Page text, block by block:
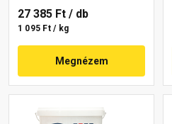
27 385 Ft / db
1 095 Ft / kg
Megnézem